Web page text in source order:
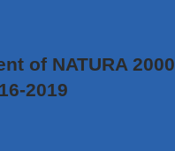
of NATURA 2000
2019